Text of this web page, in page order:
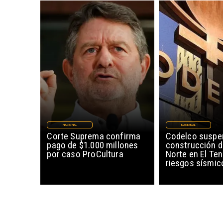
Corte Suprema confirma
pago de $1.000 millones
por caso ProCultura
NACIONAL
Codelco
construcción
Norte en El
riesgos
NACIONAL